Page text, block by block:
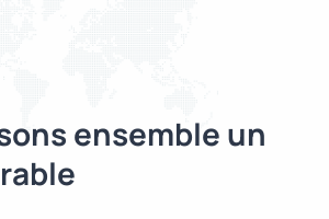
ensemble un